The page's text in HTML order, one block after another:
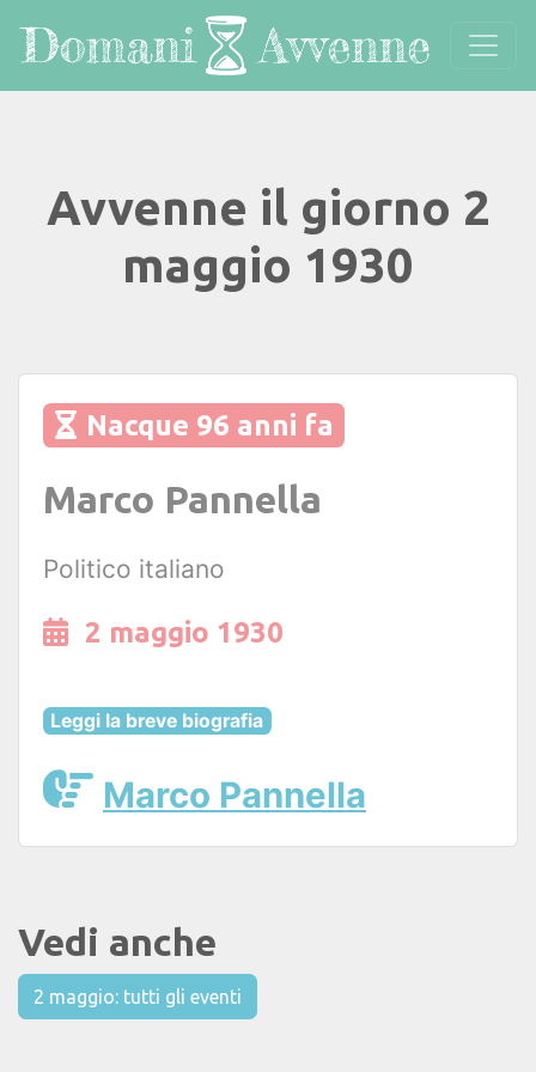
Avvenne il giorno 2
maggio 1930
Nacque 96 anni fa
Marco Pannella
Politico italiano
2 maggio 1930
Leggi la breve biografia
Marco Pannella
Vedi anche
2 maggio: tutti gli eventi